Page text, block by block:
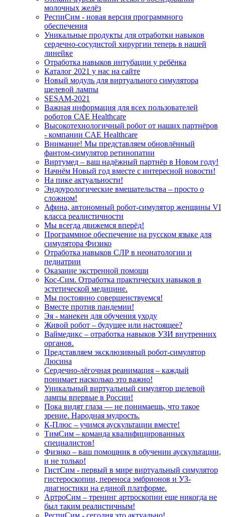
молочных желёз
РеспиСим - новая версия программного
обеспечения
Уникальные продукты для отработки навыков
сердечно-сосудистой хирургии теперь в нашей
линейке
Отработка навыков интубации у ребёнка
Каталог 2021 у нас на сайте
Новый модуль для виртуального симулятора
щелевой лампы
SESAM-2021
Важная информация для всех пользователей
роботов САЕ Healthcare
Высокотехнологичный робот от наших партнёров
- компании CAE Healthcare
Внимание! Мы представляем обновлённый
фантом-симулятор ретинопатии
Виртумед – ваш надёжный партнёр в Новом году!
Начнём Новый год вместе с интересной новости!
На пике актуальности!
Эндоурологические вмешательства – просто о
сложном!
Афина, автономный робот-симулятор женщины VI
класса реалистичности
Мы всегда движемся вперёд!
Программное обеспечение на русском языке для
симулятора Физико
Отработка навыков СЛР в неонатологии и
педиатрии
Оказание экстренной помощи
Кос-Сим. Отработка практических навыков в
эстетической медицине.
Мы постоянно совершенствуемся!
Вместе против пандемии!
Эя - манекен для обучения уходу
Живой робот – будущее или настоящее?
Ваймедикс – отработка навыков УЗИ внутренних
органов.
Представляем эксклюзивный робот-симулятор
Люсина
Сердечно-лёгочная реанимация – каждый
понимает насколько это важно!
Уникальный виртуальный симулятор щелевой
лампы впервые в России!
Пока видят глаза — не понимаешь, что такое
зрение. Народная мудрость.
К-Плюс – учимся аускультации вместе!
ТимСим – команда квалифицированных
специалистов!
Физико – ваш помощник в обучении аускультации,
и не только!
ГистСим - первый в мире виртуальный симулятор
гистероскопии, переноса эмбрионов и УЗ-
диагностики на единой платформе.
АртроСим – тренинг артроскопии еще никогда не
был таким реалистичным!
РеспиСим - сегодня это актуально!